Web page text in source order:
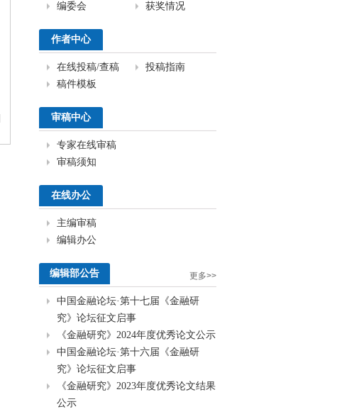
编委会
获奖情况
作者中心
在线投稿/查稿
稿件模板
投稿指南
审稿中心
专家在线审稿
审稿须知
在线办公
主编审稿
编辑办公
编辑部公告 更多>>
中国金融论坛·第十七届《金融研
究》论坛征文启事
《金融研究》2024年度优秀论文公示
中国金融论坛·第十六届《金融研
究》论坛征文启事
《金融研究》2023年度优秀论文结果
公示